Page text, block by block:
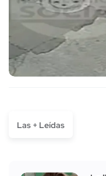
Las + Leídas